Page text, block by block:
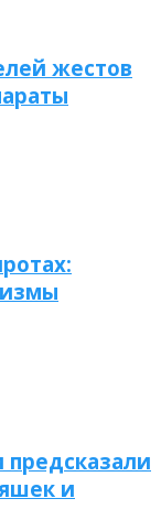
жестов
предсказали
и